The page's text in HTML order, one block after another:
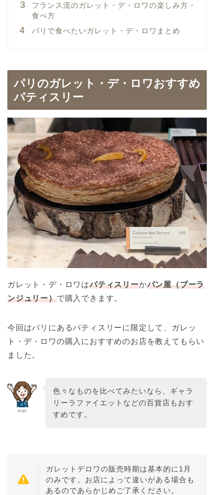
フランス流のガレット・デ・ロワの楽しみ方・
食べ方
パリで食べたいガレット・デ・ロワまとめ
パリのガレット・デ・ロワおすすめ
パティスリー
ガレット・デ・ロワはパティスリーかパン屋（ブーラ
ンジュリー）で購入できます。
今回はパリにあるパティスリーに限定して、ガレッ
ト・デ・ロワの購入におすすめのお店を教えてもらい
ました。
mari
色々なものを比べてみたいなら、ギャラ
リーラファイエットなどの百貨店もおす
すめです。
ガレットデロワの販売時期は基本的に1月
のみです。お店によって違いがある場合も
あるのであらかじめご了承ください。